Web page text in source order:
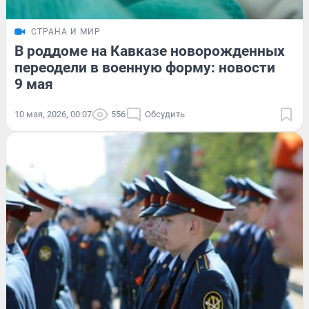
СТРАНА И МИР
В роддоме на Кавказе новорожденных
переодели в военную форму: новости
9 мая
10 мая, 2026, 00:07 556 Обсудить